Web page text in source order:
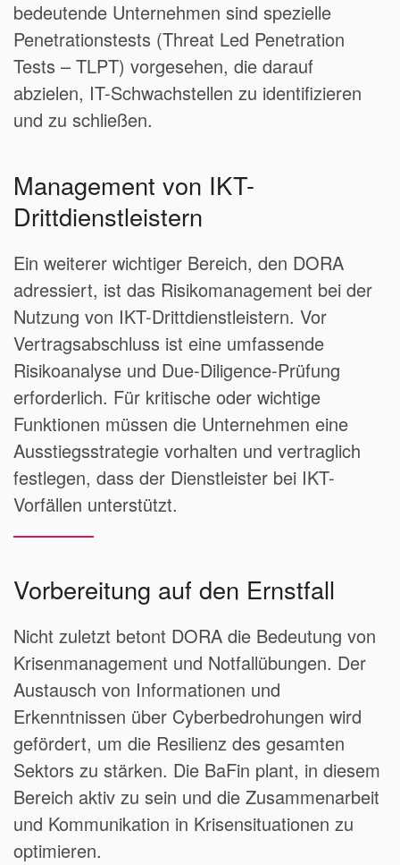
bedeutende Unternehmen sind spezielle
Penetrationstests (Threat Led Penetration
Tests – TLPT) vorgesehen, die darauf
abzielen, IT-Schwachstellen zu identifizieren
und zu schließen.
Management von IKT-
Drittdienstleistern
Ein weiterer wichtiger Bereich, den DORA
adressiert, ist das Risikomanagement bei der
Nutzung von IKT-Drittdienstleistern. Vor
Vertragsabschluss ist eine umfassende
Risikoanalyse und Due-Diligence-Prüfung
erforderlich. Für kritische oder wichtige
Funktionen müssen die Unternehmen eine
Ausstiegsstrategie vorhalten und vertraglich
festlegen, dass der Dienstleister bei IKT-
Vorfällen unterstützt.
Vorbereitung auf den Ernstfall
Nicht zuletzt betont DORA die Bedeutung von
Krisenmanagement und Notfallübungen. Der
Austausch von Informationen und
Erkenntnissen über Cyberbedrohungen wird
gefördert, um die Resilienz des gesamten
Sektors zu stärken. Die BaFin plant, in diesem
Bereich aktiv zu sein und die Zusammenarbeit
und Kommunikation in Krisensituationen zu
optimieren.